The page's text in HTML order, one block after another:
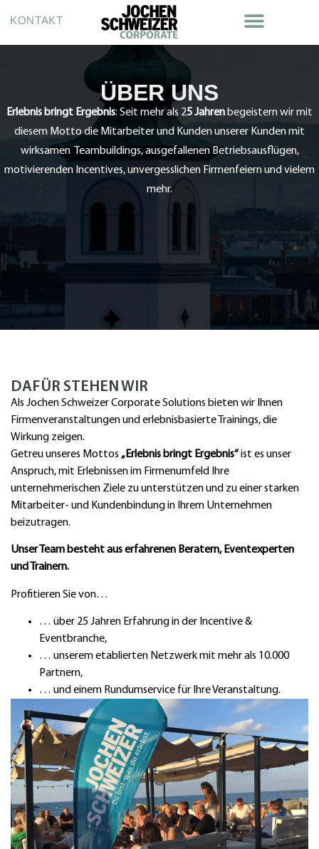
KONTAKT
ÜBER UNS
Erlebnis bringt Ergebnis: Seit mehr als 25 Jahren begeistern wir mit
diesem Motto die Mitarbeiter und Kunden unserer Kunden mit
wirksamen Teambuildings, ausgefallenen Betriebsausflügen,
motivierenden Incentives, unvergesslichen Firmenfeiern und vielem
mehr.
DAFÜR STEHEN WIR
Als Jochen Schweizer Corporate Solutions bieten wir Ihnen
Firmenveranstaltungen und erlebnisbasierte Trainings, die
Wirkung zeigen.
Getreu unseres Mottos „Erlebnis bringt Ergebnis“ist es unser
Anspruch, mit Erlebnissen im Firmenumfeld Ihre
unternehmerischen Ziele zu unterstützen und zu einer starken
Mitarbeiter- und Kundenbindung in Ihrem Unternehmen
beizutragen.
Unser Team besteht aus erfahrenen Beratern, Eventexperten
und Trainern.
Profitieren Sie von…
… über 25 Jahren Erfahrung in der Incentive &
Eventbranche,
… unserem etablierten Netzwerk mit mehr als 10.000
Partnern,
… und einem Rundumservice für Ihre Veranstaltung.